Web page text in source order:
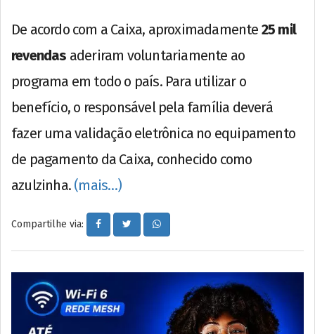
De acordo com a Caixa, aproximadamente 25 mil
revendas aderiram voluntariamente ao
programa em todo o país. Para utilizar o
benefício, o responsável pela família deverá
fazer uma validação eletrônica no equipamento
de pagamento da Caixa, conhecido como
azulzinha. (mais…)
Compartilhe via: